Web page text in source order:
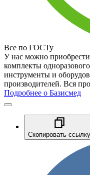
Все по ГОСТу
У нас можно приобрести
комплекты
инструменты и
производителей. Вся
Подробнее о Базисмед
Скопировать ссылку